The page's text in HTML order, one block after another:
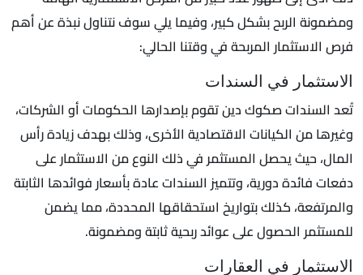
ومضمونة الربح بشكل كبير، وفيما يلي سوف نتناول نبذة عن أهم
فرص الاستثمار المربحة في وقتنا الحالي:
الاستثمار في السندات
تُعد السندات صكوك دين تقوم بإصدارها الحكومات أو الشركات،
وغيرها من الكيانات الاقتصادية الأخرى، وذلك بهدف زيادة رأس
المال، حيث يحصل المستثمر في ذلك النوع من الاستثمار على
دفعات فائدة دورية، وتتميز السندات عادة بأسعار فوائدها الثابتة
والمرتفعة، كذلك بتواريخ استحقاقها المحددة، مما يضمن
للمستثمر الحصول على عوائد ربحية ثابتة ومضمونة.
الاستثمار في العقارات